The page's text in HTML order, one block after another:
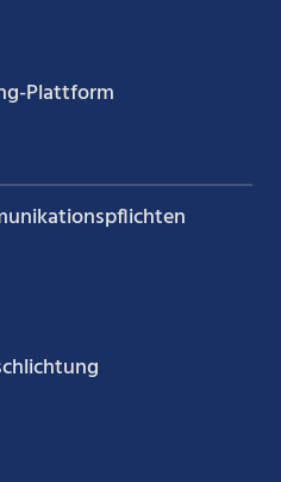
Plattform